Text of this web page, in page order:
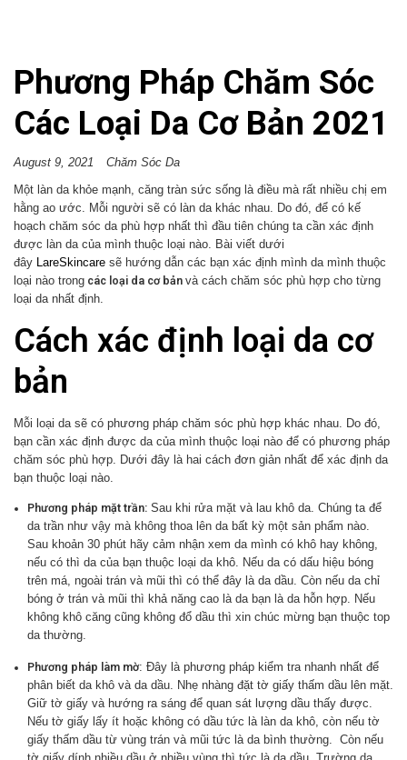
Phương Pháp Chăm Sóc
Các Loại Da Cơ Bản 2021
August 9, 2021 Chăm Sóc Da
Một làn da khỏe mạnh, căng tràn sức sống là điều mà rất nhiều chị em
hằng ao ước. Mỗi người sẽ có làn da khác nhau. Do đó, để có kế
hoạch chăm sóc da phù hợp nhất thì đầu tiên chúng ta cần xác định
được làn da của mình thuộc loại nào. Bài viết dưới
đây LareSkincare sẽ hướng dẫn các bạn xác định mình da mình thuộc
loại nào trong các loại da cơ bản và cách chăm sóc phù hợp cho từng
loại da nhất định.
Cách xác định loại da cơ
bản
Mỗi loại da sẽ có phương pháp chăm sóc phù hợp khác nhau. Do đó,
bạn cần xác định được da của mình thuộc loại nào để có phương pháp
chăm sóc phù hợp. Dưới đây là hai cách đơn giản nhất để xác định da
bạn thuộc loại nào.
Phương pháp mặt trần: Sau khi rửa mặt và lau khô da. Chúng ta để
da trần như vậy mà không thoa lên da bất kỳ một sản phẩm nào.
Sau khoản 30 phút hãy cảm nhận xem da mình có khô hay không,
nếu có thì da của bạn thuộc loại da khô. Nếu da có dấu hiệu bóng
trên má, ngoài trán và mũi thì có thể đây là da dầu. Còn nếu da chỉ
bóng ở trán và mũi thì khả năng cao là da bạn là da hỗn hợp. Nếu
không khô căng cũng không đổ dầu thì xin chúc mừng bạn thuộc top
da thường.
Phương pháp làm mờ: Đây là phương pháp kiểm tra nhanh nhất để
phân biết da khô và da dầu. Nhẹ nhàng đặt tờ giấy thấm dầu lên mặt.
Giữ tờ giấy và hướng ra sáng để quan sát lượng dầu thấy được.
Nếu tờ giấy lấy ít hoặc không có dầu tức là làn da khô, còn nếu tờ
giấy thấm dầu từ vùng trán và mũi tức là da bình thường. Còn nếu